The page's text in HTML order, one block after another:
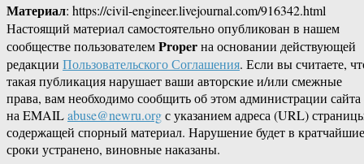
Материал: https://civil-engineer.livejournal.com/916342.html
Настоящий материал самостоятельно опубликован в нашем
сообществе пользователемProperна основании действующей
редакции Пользовательского Соглашения. Если вы считаете,
такая публикация нарушает ваши авторские и/или смежные
права, вам необходимо сообщить об этом администрации сайта
на EMAILabuse@newru.orgс указанием адреса (URL)
содержащей спорный материал. Нарушение будет в кратчайшие
сроки устранено, виновные наказаны.